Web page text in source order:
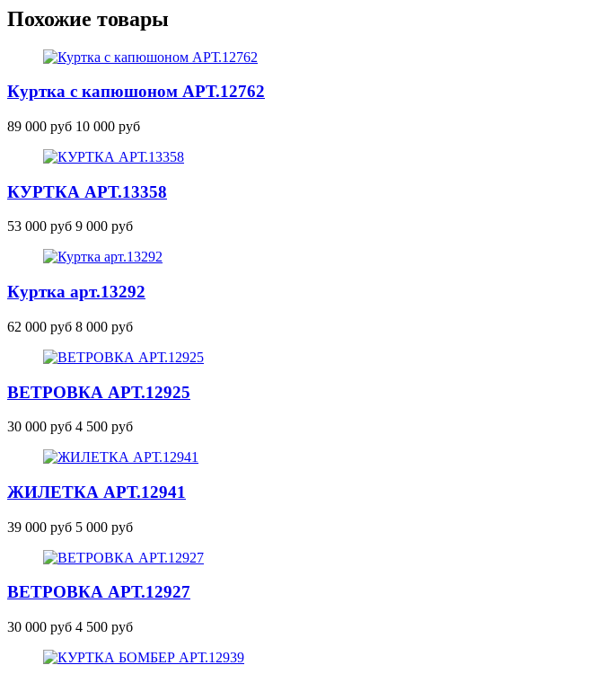
Похожие товары
Куртка с капюшоном АРТ.12762
89 000 руб 10 000 руб
КУРТКА АРТ.13358
53 000 руб 9 000 руб
Куртка арт.13292
62 000 руб 8 000 руб
ВЕТРОВКА АРТ.12925
30 000 руб 4 500 руб
ЖИЛЕТКА АРТ.12941
39 000 руб 5 000 руб
ВЕТРОВКА АРТ.12927
30 000 руб 4 500 руб